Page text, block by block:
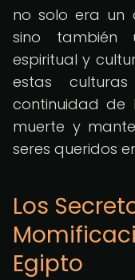
no solo era un
sino también
espiritual y
estas
continuidad de
muerte y
seres queridos
Los
Egipto